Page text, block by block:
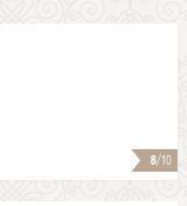
8/10